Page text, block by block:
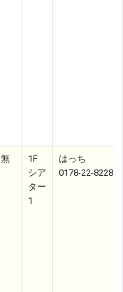
無
1F
シア
ター
1
はっち
0178-22-8228